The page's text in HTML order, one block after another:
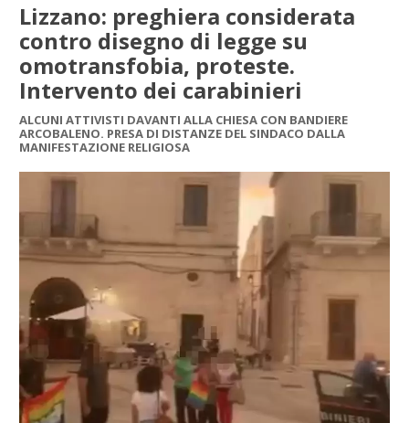
Lizzano: preghiera considerata
contro disegno di legge su
omotransfobia, proteste.
Intervento dei carabinieri
ALCUNI ATTIVISTI DAVANTI ALLA CHIESA CON BANDIERE
ARCOBALENO. PRESA DI DISTANZE DEL SINDACO DALLA
MANIFESTAZIONE RELIGIOSA